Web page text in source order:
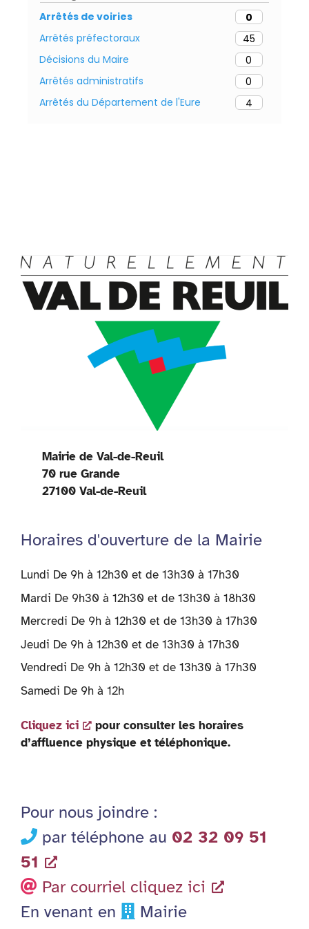
Arrêtés de voiries
0
Arrêtés préfectoraux
45
Décisions du Maire
0
Arrêtés administratifs
0
Arrêtés du Département de l'Eure
4
Mairie de Val-de-Reuil
70 rue Grande
27100 Val-de-Reuil
Horaires d'ouverture de la Mairie
Lundi De 9h à 12h30 et de 13h30 à 17h30
Mardi De 9h30 à 12h30 et de 13h30 à 18h30
Mercredi De 9h à 12h30 et de 13h30 à 17h30
Jeudi De 9h à 12h30 et de 13h30 à 17h30
Vendredi De 9h à 12h30 et de 13h30 à 17h30
Samedi De 9h à 12h
Cliquez ici
pour consulter les horaires
d’affluence physique et téléphonique.
Pour nous joindre :
par téléphone au 02 32 09 51
51
Par courriel cliquez ici
En venant en
Mairie